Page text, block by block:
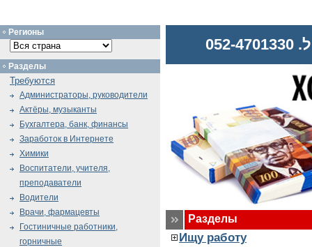
Разделы
Ищу работу
Регионы
Разделы
Требуются
Администраторы, руководители
Актёры, музыканты
Бухгалтера, банк, финансы
Заработок в Интернете
Химики
Воспитатели, учителя,
преподаватели
Водители
Врачи, фармацевты
Гостиничные работники,
горничные